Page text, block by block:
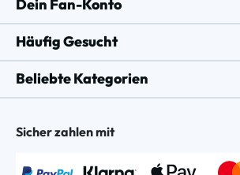
Dein Fan-Konto
Häufig Gesucht
Beliebte Kategorien
Sicher zahlen mit